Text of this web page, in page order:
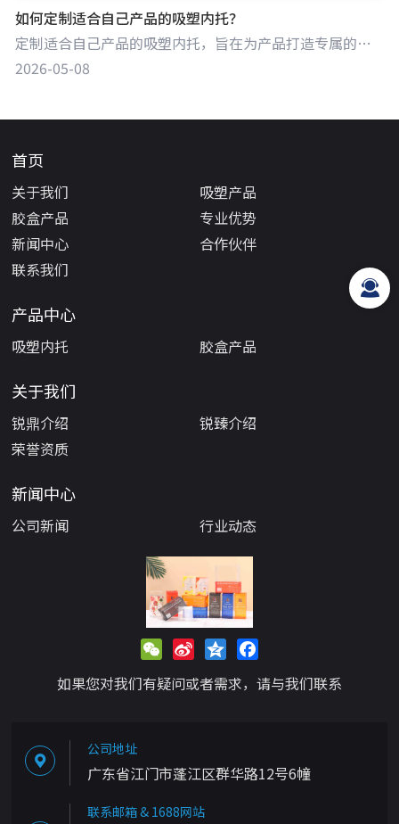
如何定制适合自己产品的吸塑内托？
定制适合自己产品的吸塑内托，旨在为产品打造专属的包装，既能提供有效保护，又能在展示和销售环节助力产品脱颖而出。吸塑内托通过将塑料硬片加热软化后真空吸附成型，可根据产品的形状、尺寸、重量等特性量身定制。
2026-05-08
首页
关于我们
吸塑产品
胶盒产品
专业优势
新闻中心
合作伙伴
联系我们
产品中心
吸塑内托 胶盒产品
关于我们
锐鼎介绍
锐臻介绍
荣誉资质
新闻中心
公司新闻 行业动态
WeChat
Sina
Weibo
QzoneFacebook
如果您对我们有疑问或者需求，请与我们联系
公司地址
广东省江门市蓬江区群华路12号6幢
联系邮箱 & 1688网站